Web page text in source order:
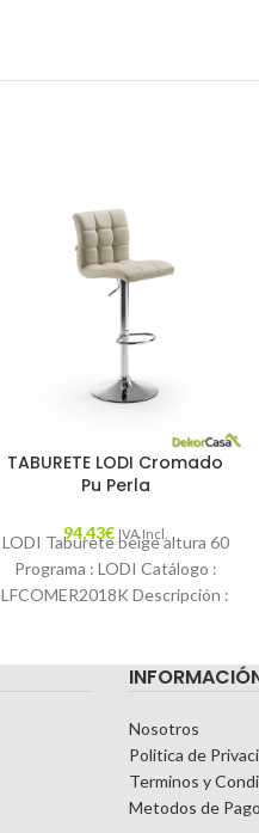
TABURETE LODI Cromado
Pu Perla
94,43€ IVA Incl.
LODI Taburete beige altura 60
Programa : LODI Catálogo :
LFCOMER2018K Descripción :
Nosotros
Politica de
Terminos y
Metodos de Pago